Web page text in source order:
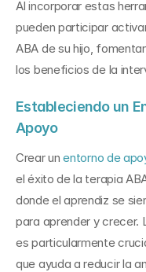
Al incorporar estas
pueden participar
ABA de su hijo,
los beneficios de la
Estableciendo un
Apoyo
Crear un entorno de
el éxito de la terapia
donde el aprendiz se
para aprender y crecer.
es particularmente
que ayuda a reducir la